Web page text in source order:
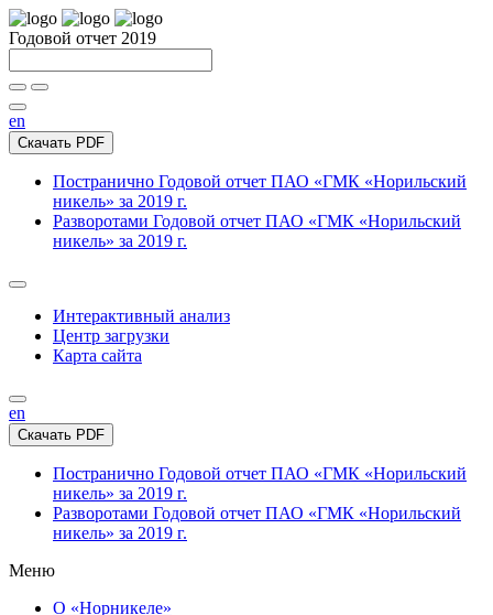
Годовой отчет 2019
en
Скачать PDF
Постранично Годовой отчет ПАО «ГМК «Норильский
никель» за 2019 г.
Разворотами Годовой отчет ПАО «ГМК «Норильский
никель» за 2019 г.
Интерактивный анализ
Центр загрузки
Карта сайта
en
Скачать PDF
Постранично Годовой отчет ПАО «ГМК «Норильский
никель» за 2019 г.
Разворотами Годовой отчет ПАО «ГМК «Норильский
никель» за 2019 г.
Меню
О «Норникеле»